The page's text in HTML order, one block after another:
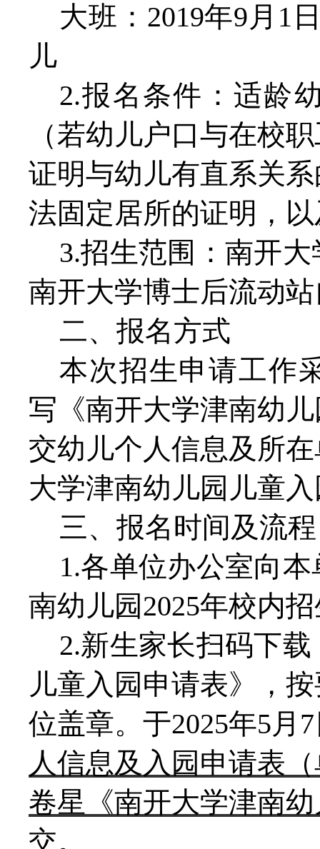
大班： 2019年9月1
儿
2.报名条件：适龄
（若幼儿户口与在校
证明与幼儿有直系关
法固定居所的证明，
3.招生范围：南开
南开大学博士后流动
二、报名方式
本次招生申请工作
写《南开大学津南幼
交幼儿个人信息及所
大学津南幼儿园儿童
三、报名时间及流程
1.各单位办公室向
南幼儿园2025年校内
2.新生家长扫码下
儿童入园申请表》，
位盖章。于2025年5月
人信息及入园申请表
卷星《南开大学津南
交。